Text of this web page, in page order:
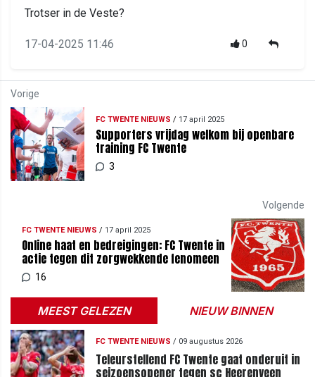
Trotser in de Veste?
17-04-2025 11:46 0
Vorige
FC TWENTE NIEUWS / 17 april 2025
Supporters vrijdag welkom bij openbare
training FC Twente
3
Volgende
FC TWENTE NIEUWS / 17 april 2025
Online haat en bedreigingen: FC Twente in
actie tegen dit zorgwekkende fenomeen
16
MEEST GELEZEN NIEUW BINNEN
FC TWENTE NIEUWS / 09 augustus 2026
Teleurstellend FC Twente gaat onderuit in
seizoensopener tegen sc Heerenveen